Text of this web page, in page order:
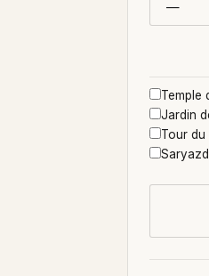
Temple
Jardin
Tour du
Saryazd